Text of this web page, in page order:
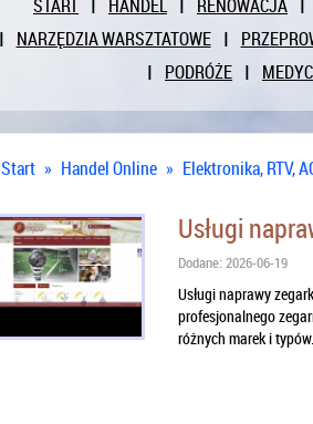
START HANDEL
RENOWACJA
NARZĘDZIA WARSZTATOWE
PODRÓŻE
Start » Handel Online » Elektronika, RTV,
Usługi
Dodane: 2026-06-19
Usługi naprawy
profesjonalnego
różnych marek i